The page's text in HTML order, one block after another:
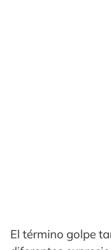
El término golpe